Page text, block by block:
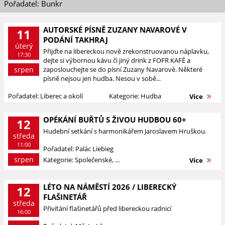
Pořadatel: Bunkr
11
úterý
17:30
srpen
AUTORSKÉ PÍSNĚ ZUZANY NAVAROVÉ V
PODÁNÍ TAKHRAJ
Přijďte na libereckou nově zrekonstruovanou náplavku,
dejte si výbornou kávu či jiný drink z FOFR KAFÉ a
zaposlouchejte se do písní Zuzany Navarové. Některé
písně nejsou jen hudba. Nesou v sobě...
Pořadatel: Liberec a okolí
Kategorie: Hudba Více
12
středa
11:00
srpen
OPÉKÁNÍ BUŘTŮ S ŽIVOU HUDBOU 60+
Hudební setkání s harmonikářem Jaroslavem Hruškou.
Pořadatel: Palác Liebieg
Kategorie: Společenské, ...
Více
12
středa
16:00
LÉTO NA NÁMĚSTÍ 2026 / LIBERECKÝ
FLAŠINETÁŘ
Přivítání flašinetářů před libereckou radnicí